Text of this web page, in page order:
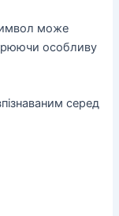
може
особливу
серед